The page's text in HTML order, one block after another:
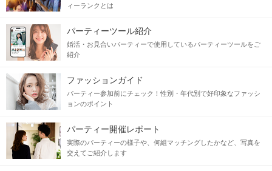
ィーランクとは
パーティーツール紹介
婚活・お見合いパーティーで使用しているパーティーツールをご
紹介
ファッションガイド
パーティー参加前にチェック！性別・年代別で好印象なファッシ
ョンのポイント
パーティー開催レポート
実際のパーティーの様子や、何組マッチングしたかなど、写真を
交えてご紹介します